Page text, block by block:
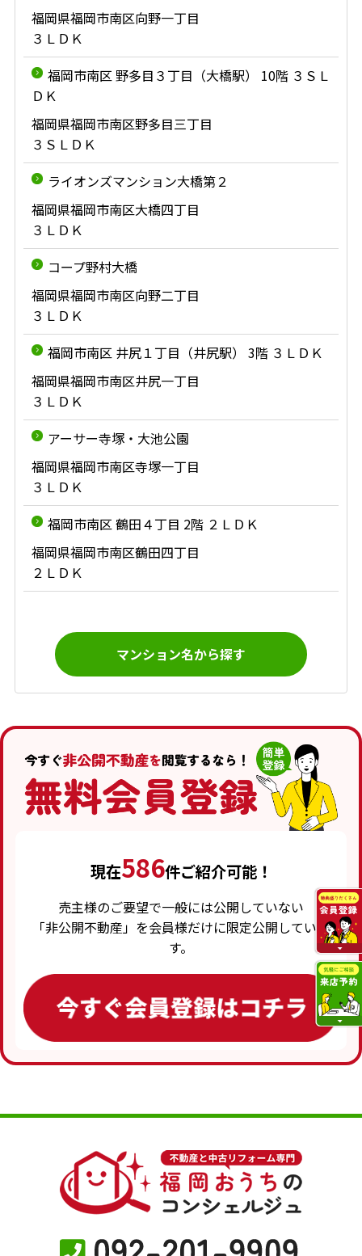
福岡県福岡市南区向野一丁目
３ＬＤＫ
福岡市南区 野多目３丁目（大橋駅） 10階 ３ＳＬ
ＤＫ
福岡県福岡市南区野多目三丁目
３ＳＬＤＫ
ライオンズマンション大橋第２
福岡県福岡市南区大橋四丁目
３ＬＤＫ
コープ野村大橋
福岡県福岡市南区向野二丁目
３ＬＤＫ
福岡市南区 井尻１丁目（井尻駅） 3階 ３ＬＤＫ
福岡県福岡市南区井尻一丁目
３ＬＤＫ
アーサー寺塚・大池公園
福岡県福岡市南区寺塚一丁目
３ＬＤＫ
福岡市南区 鶴田４丁目 2階 ２ＬＤＫ
福岡県福岡市南区鶴田四丁目
２ＬＤＫ
マンション名から探す
現在586件ご紹介可能！
売主様のご要望で一般には公開していない
「非公開不動産」を会員様だけに限定公開していま
す。